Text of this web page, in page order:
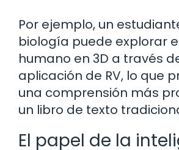
Por ejemplo, un
biología puede explorar
humano en 3D a través
aplicación de RV, lo que
una comprensión más
un libro de texto
El papel de la